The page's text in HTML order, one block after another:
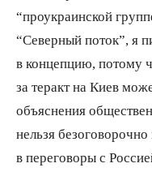
“проукраинской
“Северный поток”, я
в концепцию, потому
за теракт на Киев
объяснения
нельзя
в переговоры с